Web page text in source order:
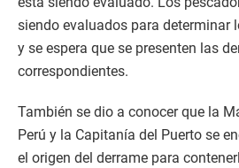
siendo evaluados para determinar
y se espera que se presenten las
correspondientes.
También se dio a conocer que la
Perú y la Capitanía del Puerto se
el origen del derrame para